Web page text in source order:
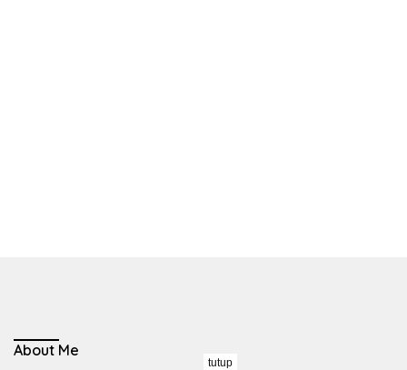
About Me
tutup